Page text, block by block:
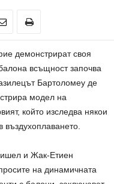
демонстрират своя
всъщност започва
Бартоломеу де
модел на
който изследва някои
и Жак-Етиен
на динамичната